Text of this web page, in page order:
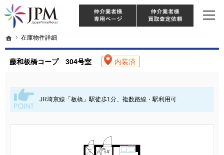
ホーム
在庫物件詳細
東京・神奈川・埼玉・千葉のリノベーション住宅や中古マンションを手がける会
【物件買取強化中！】リノベーション住宅・不動産・中古マンションならJPM
藤和板橋コープ 304号室 内装済
JR埼京線「板橋」駅徒歩1分、複数路線・駅利用可
ホーム
在庫物件詳細